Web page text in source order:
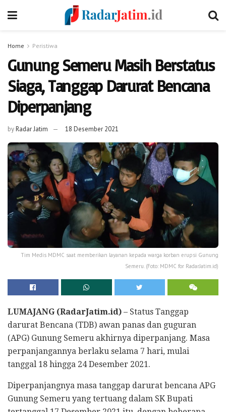
Home Peristiwa
Gunung Semeru Masih Berstatus
Siaga, Tanggap Darurat Bencana
Diperpanjang
byRadar Jatim 18 Desember 2021
Tim Medis MDMC saat memberikan layanan kepada warga korban erupsi Gunung
Semeru. (Foto: MDMC for RadarJatim.id)
LUMAJANG (RadarJatim.id) – Status Tanggap
darurat Bencana (TDB) awan panas dan guguran
(APG) Gunung Semeru akhirnya diperpanjang. Masa
perpanjangannya berlaku selama 7 hari, mulai
tanggal 18 hingga 24 Desember 2021.
Diperpanjangnya masa tanggap darurat bencana APG
Gunung Semeru yang tertuang dalam SK Bupati